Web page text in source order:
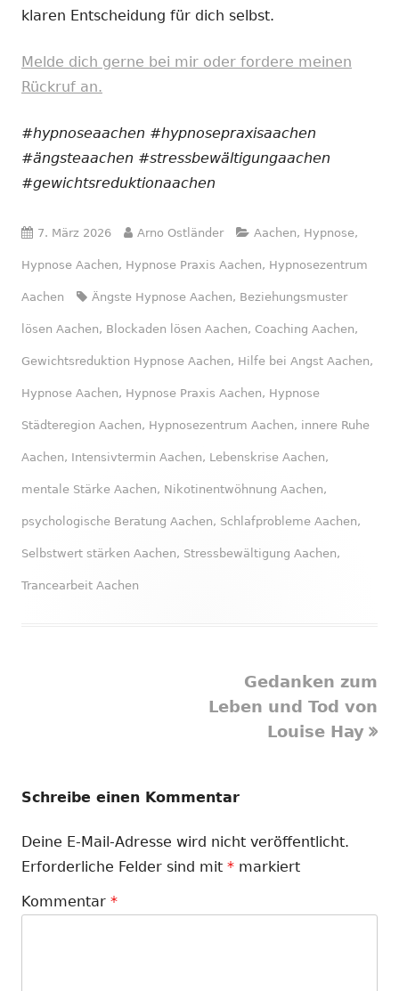
klaren Entscheidung für dich selbst.
Melde dich gerne bei mir oder fordere meinen
Rückruf an.
#hypnoseaachen #hypnosepraxisaachen
#ängsteaachen #stressbewältigungaachen
#gewichtsreduktionaachen
Veröffentlicht
am
7. März 2026 Autor
Arno Ostländer Kategorien
Aachen, Hypnose,
Hypnose Aachen, Hypnose Praxis Aachen, Hypnosezentrum
Aachen Schlagwörter
Ängste Hypnose Aachen, Beziehungsmuster
lösen Aachen, Blockaden lösen Aachen, Coaching Aachen,
Gewichtsreduktion Hypnose Aachen, Hilfe bei Angst Aachen,
Hypnose Aachen, Hypnose Praxis Aachen, Hypnose
Städteregion Aachen, Hypnosezentrum Aachen, innere Ruhe
Aachen, Intensivtermin Aachen, Lebenskrise Aachen,
mentale Stärke Aachen, Nikotinentwöhnung Aachen,
psychologische Beratung Aachen, Schlafprobleme Aachen,
Selbstwert stärken Aachen, Stressbewältigung Aachen,
Trancearbeit Aachen
BeitragsnavigationNächster
Beitrag
Gedanken zum
Leben und Tod von
Louise Hay
Schreibe einen Kommentar
Deine E-Mail-Adresse wird nicht veröffentlicht.
Erforderliche Felder sind mit * markiert
Kommentar *